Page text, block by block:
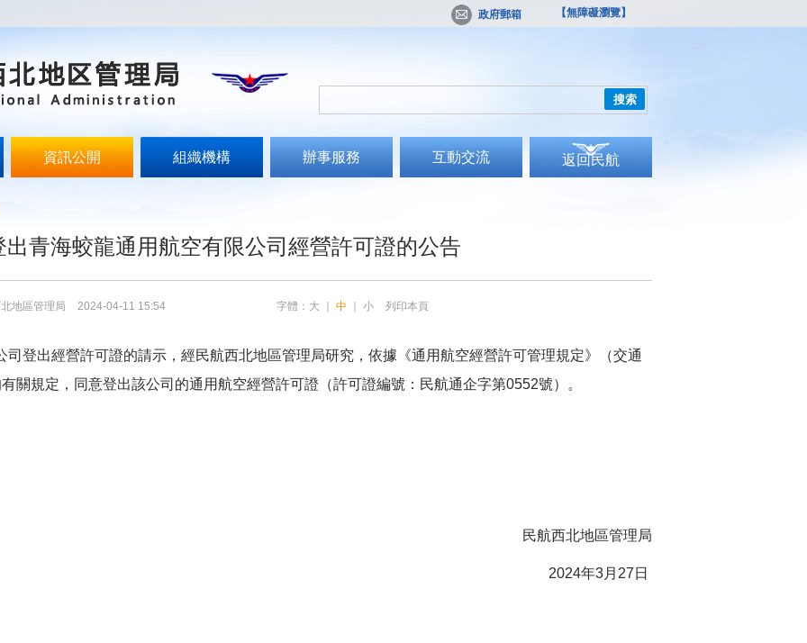
政府郵箱 【無障礙瀏覽】
搜索
資訊公開 組織機構 辦事服務 互動交流 返回民航
出青海蛟龍通用航空有限公司經營許可證的公告
地區管理局 2024-04-11 15:54 字體： 大 中 小 列印本頁
司 登出經營許可證的請示 ，經民航西北地區管理局研究，依據《通用航空經營許可管理規定》（交通
關規定，同意登出該公司的通用航空經營許可證 （許可證編號：民航通企字第0552號） 。
民航西北地區管理局
2024年3月 27 日